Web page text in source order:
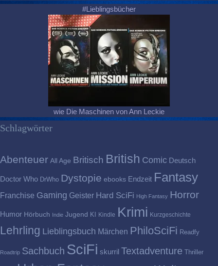
#Lieblingsbücher
wie Die Maschinen von Ann Leckie
Schlagwörter
Abenteuer All Age Britisch British Comic Deutsch
Doctor Who DrWho Dystopie ebooks Endzeit Fantasy
Franchise Gaming Geister Hard SciFi High Fantasy Horror
Humor Hörbuch Indie Jugend KI Kindle Krimi Kurzgeschichte
Lehrling Lieblingsbuch Märchen PhiloSciFi Readfy
Roadtrip Sachbuch SciFi skurril Textadventure Thriller